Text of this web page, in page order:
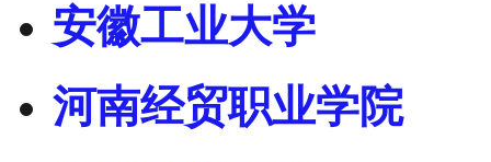
安徽工业大学
河南经贸职业学院